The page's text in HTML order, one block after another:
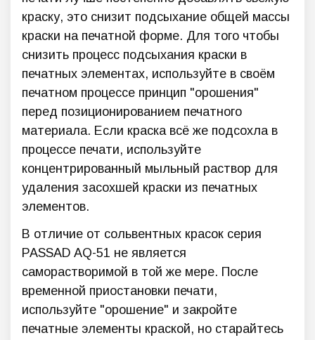
краску, это снизит подсыхание общей массы
краски на печатной форме. Для того чтобы
снизить процесс подсыхания краски в
печатных элементах, используйте в своём
печатном процессе принцип "орошения"
перед позиционированием печатного
материала. Если краска всё же подсохла в
процессе печати, используйте
концентрированный мыльный раствор для
удаления засохшей краски из печатных
элементов.
В отличие от сольвентных красок серия
PASSAD AQ-51 не является
саморастворимой в той же мере. После
временной приостановки печати,
используйте "орошение" и закройте
печатные элементы краской, но старайтесь